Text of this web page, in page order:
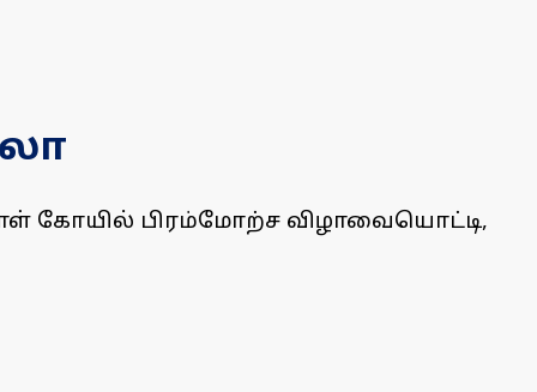
கோயில் பிரம்மோற்ச விழாவையொட்டி,